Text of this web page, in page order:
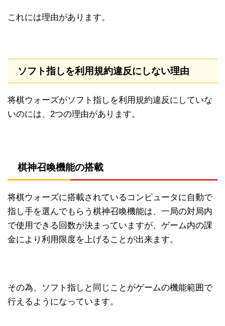
これには理由があります。
ソフト指しを利用規約違反にしない理由
将棋ウォーズがソフト指しを利用規約違反にしていな
いのには、2つの理由があります。
棋神召喚機能の搭載
将棋ウォーズに搭載されているコンピュータに自動で
指し手を選んでもらう棋神召喚機能は、一局の対局内
で使用できる回数が決まっていますが、ゲーム内の課
金により利用限度を上げることが出来ます。
その為、ソフト指しと同じことがゲームの機能範囲で
行えるようになっています。